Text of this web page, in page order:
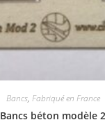
Bancs, Fabriqué en France
Bancs béton modèle 2